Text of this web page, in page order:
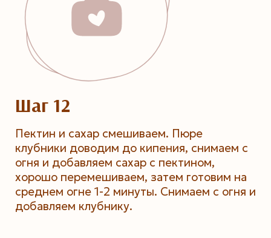
Шаг 12
Пектин и сахар смешиваем. Пюре
клубники доводим до кипения, снимаем с
огня и добавляем сахар с пектином,
хорошо перемешиваем, затем готовим на
среднем огне 1-2 минуты. Снимаем с огня и
добавляем клубнику.